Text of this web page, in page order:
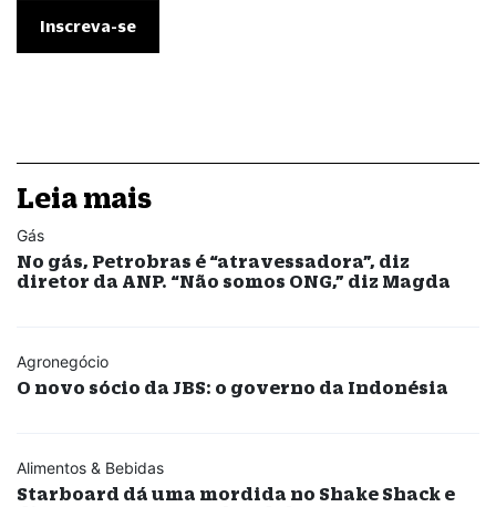
Leia mais
Gás
No gás, Petrobras é “atravessadora”, diz
diretor da ANP. “Não somos ONG,” diz Magda
Agronegócio
O novo sócio da JBS: o governo da Indonésia
Alimentos & Bebidas
Starboard dá uma mordida no Shake Shack e